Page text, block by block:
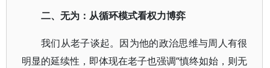
二、无为：从循环模式看权力博弈
我们从老子谈起。因为他的政治思维与周人有很
明显的延续性，即体现在老子也强调“慎终如始，则无